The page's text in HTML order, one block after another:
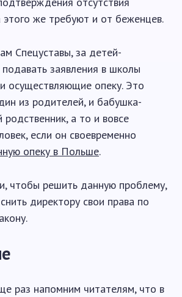
этого же требуют и от беженцев.
Спецуставы, за детей-
заявления в школы
осуществляющие опеку. Это
из родителей, и бабушка-
а то и вовсе
если он своевременно
опеку в Польше.
чтобы решить данную проблему,
директору свои права по
раз напомним читателям, что в